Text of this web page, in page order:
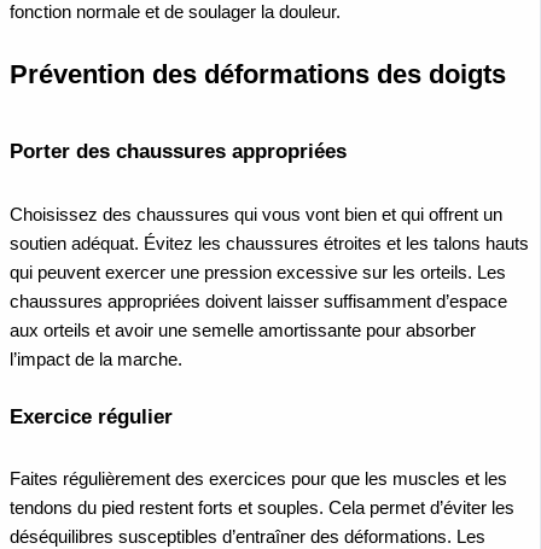
fonction normale et de soulager la douleur.
Prévention des déformations des doigts
Porter des chaussures appropriées
Choisissez des chaussures qui vous vont bien et qui offrent un
soutien adéquat. Évitez les chaussures étroites et les talons hauts
qui peuvent exercer une pression excessive sur les orteils. Les
chaussures appropriées doivent laisser suffisamment d’espace
aux orteils et avoir une semelle amortissante pour absorber
l’impact de la marche.
Exercice régulier
Faites régulièrement des exercices pour que les muscles et les
tendons du pied restent forts et souples. Cela permet d’éviter les
déséquilibres susceptibles d’entraîner des déformations. Les